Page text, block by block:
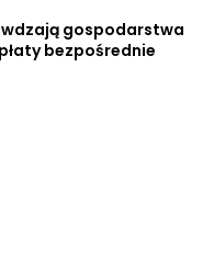
gospodarstwa
bezpośrednie